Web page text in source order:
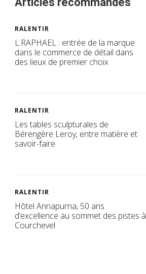
RALENTIR
L.RAPHAEL : entrée de la marque
dans le commerce de détail dans
des lieux de premier choix
RALENTIR
Les tables sculpturales de
Bérengère Leroy, entre matière et
savoir-faire
RALENTIR
Hôtel Annapurna, 50 ans
d’excellence au sommet des pistes à
Courchevel